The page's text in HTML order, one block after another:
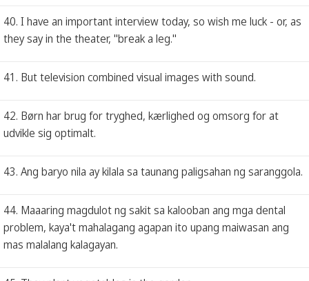
40. I have an important interview today, so wish me luck - or, as
they say in the theater, "break a leg."
41. But television combined visual images with sound.
42. Børn har brug for tryghed, kærlighed og omsorg for at
udvikle sig optimalt.
43. Ang baryo nila ay kilala sa taunang paligsahan ng saranggola.
44. Maaaring magdulot ng sakit sa kalooban ang mga dental
problem, kaya't mahalagang agapan ito upang maiwasan ang
mas malalang kalagayan.